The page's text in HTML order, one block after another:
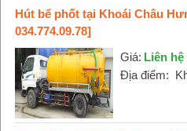
Hút bể phốt tại Khoái Châu
034.774.09.78]
Giá: Liên hệ
Địa điểm: